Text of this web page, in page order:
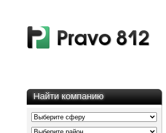
Найти компанию